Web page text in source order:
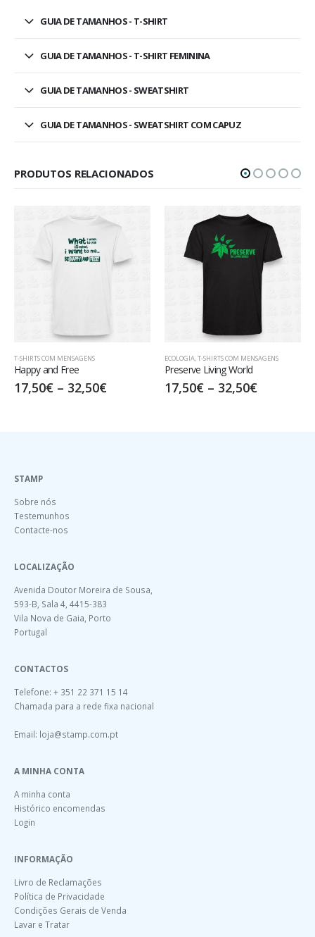
GUIA DE TAMANHOS - T-SHIRT
GUIA DE TAMANHOS - T-SHIRT FEMININA
GUIA DE TAMANHOS - SWEATSHIRT
GUIA DE TAMANHOS - SWEATSHIRT COM CAPUZ
PRODUTOS RELACIONADOS
T-SHIRTS COM MENSAGENS
Happy and Free
17,50€ – 32,50€
ECOLOGIA,T-SHIRTS COM MENSAGENS
Preserve Living World
17,50€ – 32,50€
STAMP
Sobre nós
Testemunhos
Contacte-nos
LOCALIZAÇÃO
Avenida Doutor Moreira de Sousa,
593-B, Sala 4, 4415-383
Vila Nova de Gaia, Porto
Portugal
CONTACTOS
Telefone: + 351 22 371 15 14
Chamada para a rede fixa nacional
Email: loja@stamp.com.pt
A MINHA CONTA
A minha conta
Histórico encomendas
Login
INFORMAÇÃO
Livro de Reclamações
Política de Privacidade
Condições Gerais de Venda
Lavar e Tratar